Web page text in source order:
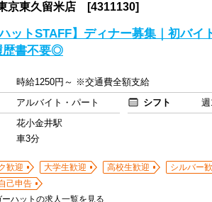
京東久留米店 [4311130]
ハットSTAFF】ディナー募集｜初バイ
歴書不要◎
時給1250円～ ※交通費全額支給
アルバイト・パート シフト
花小金井駅
車3分
歓迎 大学生歓迎 高校生歓迎
シルバー
己申告
ハットの求人一覧を見る